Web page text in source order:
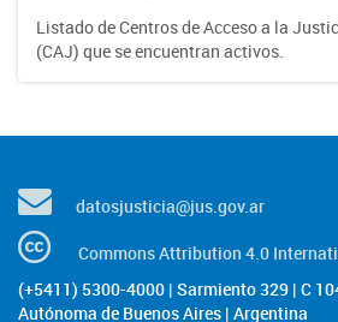
Listado de Centros de Acceso a la
(CAJ) que se encuentran activos.
datosjusticia@jus.gov.ar
Commons Attribution 4.0
(+5411) 5300-4000 | Sarmiento 329 | C
Autónoma de Buenos Aires | Argentina